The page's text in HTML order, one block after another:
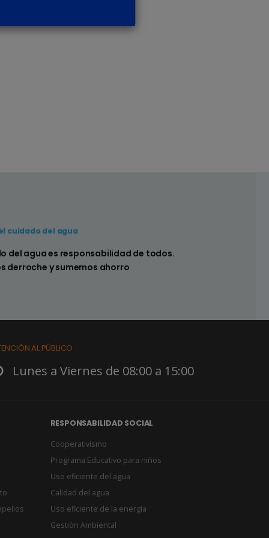
pérdidas en los sistemas sanitarios de
cuidado del agua
del agua es responsabilidad de todos.
derroche y sumemos ahorro
AL PÚBLICO
Lunes a Viernes de 08:00 a 15:00
RESPONSABILIDAD SOCIAL
Cooperativismo
Programa Educativo para niños
Uso eficiente del agua
Calidad del agua
Uso eficiente de la energía
Gestión Ambiental